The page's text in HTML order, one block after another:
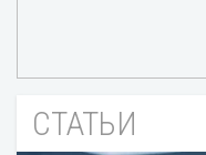
СТАТЬИ